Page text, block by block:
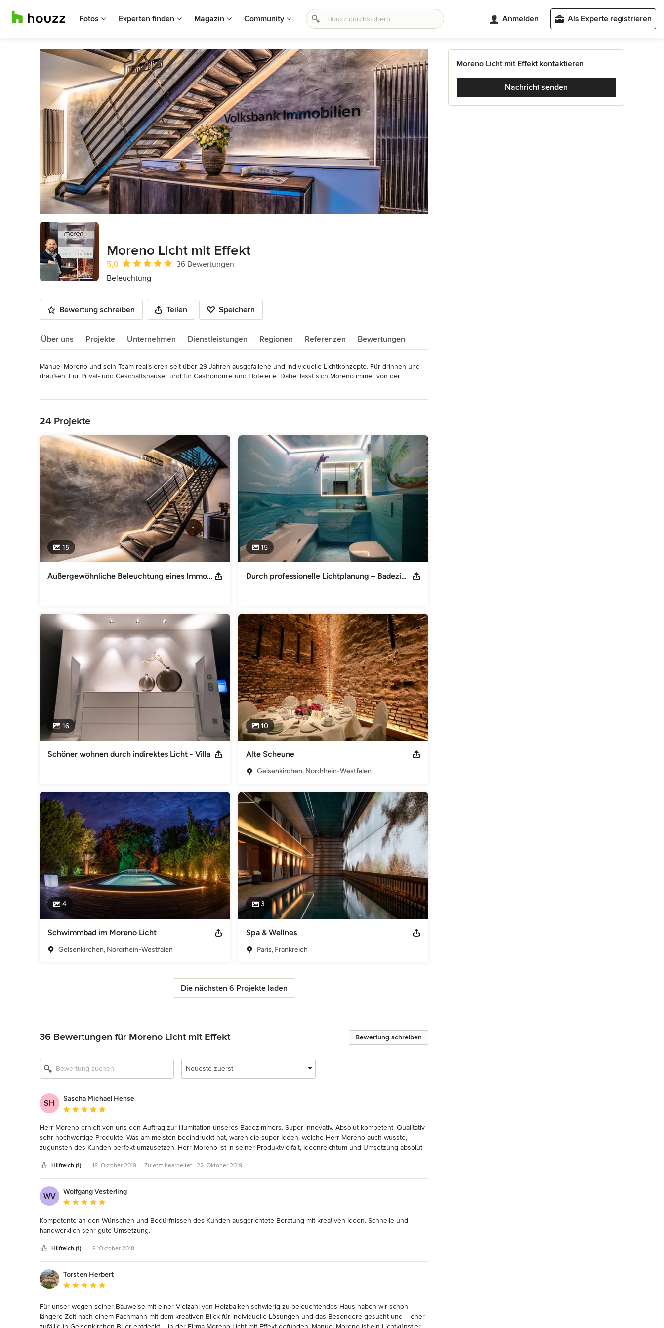
Fotos Experten finden Magazin Community Anmelden Als Experte registrieren
Moreno Licht mit Effekt
Durchschnittliche Bewertung: 5 von 5 Sternen
5,0
36 Bewertungen
Beleuchtung
Bewertung schreiben Teilen Speichern
Über uns Projekte Unternehmen Dienstleistungen Regionen Referenzen Bewertungen
Über uns
Manuel Moreno und sein Team realisieren seit über 29 Jahren ausgefallene und individuelle Lichtkonzepte. Für drinnen und
draußen. Für Privat- und Geschäftshäuser und für Gastronomie und Hotelerie. Dabei lässt sich Moreno immer von der
Auftragsabwicklung ist gerade in den stark publikumsfrequentierten Objekten der Gastronomie und Hotelerie kundenseitig
gewünscht. Deshalb bietet Moreno neben Zuverlässigkeit, Kompetenz und Professionalität auch eine Menge
Einfühlungsvermögen. Und ein Team, das seine Vorstellungen passgenau umsetzt.
In seiner Werkstatt kreiert Manuel Moreno die unterschiedlichsten Lampen für unterschiedlichste Einsatzmöglichkeiten. Hier
zählt das Motto: Geht nicht, gibt es nicht. Deshalb erstrahlen in einigen Projekten auch Lampen und Leuchten, die Moreno
selber geschaffen hat – zum Beispiel, wenn die am Markt vorhandenen Lampen nicht den Wünschen und Vorstellungen der
Kunden entsprechen.
www.morenolichtmiteffekt.deiooo
www.mallorca.morenolichtmiteffekt.de
Impressum
Moreno Licht mit Effekt Beckeradstr. 111 45897 Gelsenkirchen Manuel Moreno m.moreno@morenolichtmiteffekt.de
Umsatzsteuer-Identifikationsnummer gemäß § 27 a Umsatzsteuergesetz: DE 183395642
Kategorie
24 Projekte
15
Außergewöhnliche Beleuchtung eines Immobilien Stores
15
Durch professionelle Lichtplanung – Badezimmer mit Strandfeeling
16
Schöner wohnen durch indirektes Licht - Villa
10
Alte Scheune
Gelsenkirchen, Nordrhein-Westfalen
4
Schwimmbad im Moreno Licht
Gelsenkirchen, Nordrhein-Westfalen
3
Spa & Wellnes
Paris, Frankreich
Die nächsten 6 Projekte laden
Bewertung schreiben
36 Bewertungen für Moreno Licht mit Effekt
Neueste zuerst
SH
Sascha Michael Hense
Durchschnittliche Bewertung: 5 von 5 Sternen
Herr Moreno erhielt von uns den Auftrag zur Illumitation unseres Badezimmers. Super innovativ. Absolut kompetent. Qualitativ
sehr hochwertige Produkte. Was am meisten beeindruckt hat, waren die super Ideen, welche Herr Moreno auch wusste,
zugunsten des Kunden perfekt umzusetzen. Herr Moreno ist in seiner Produktvielfalt, Ideenreichtum und Umsetzung absolut
besten Adresse.
Hilfreich (1) 18. Oktober 2019 Zuletzt bearbeitet: 22. Oktober 2019
WV
Wolfgang Vesterling
Durchschnittliche Bewertung: 5 von 5 Sternen
Kompetente an den Wünschen und Bedürfnissen des Kunden ausgerichtete Beratung mit kreativen Ideen. Schnelle und
handwerklich sehr gute Umsetzung.
Hilfreich (1) 8. Oktober 2018
Torsten Herbert
Durchschnittliche Bewertung: 5 von 5 Sternen
Für unser wegen seiner Bauweise mit einer Vielzahl von Holzbalken schwierig zu beleuchtendes Haus haben wir schon
längere Zeit nach einem Fachmann mit dem kreativen Blick für individuelle Lösungen und das Besondere gesucht und – eher
zufällig in Gelsenkirchen-Buer entdeckt – in der Firma Moreno Licht mit Effekt gefunden. Manuel Moreno ist ein Lichtkünstler,
Moreno Licht mit Effekt kontaktieren
Nachricht senden